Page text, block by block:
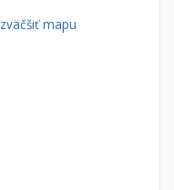
zväčšiť mapu